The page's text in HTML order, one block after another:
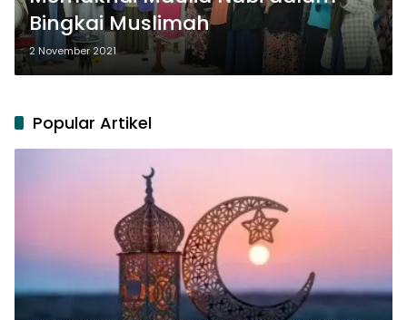
Bingkai Muslimah
2 November 2021
Popular Artikel